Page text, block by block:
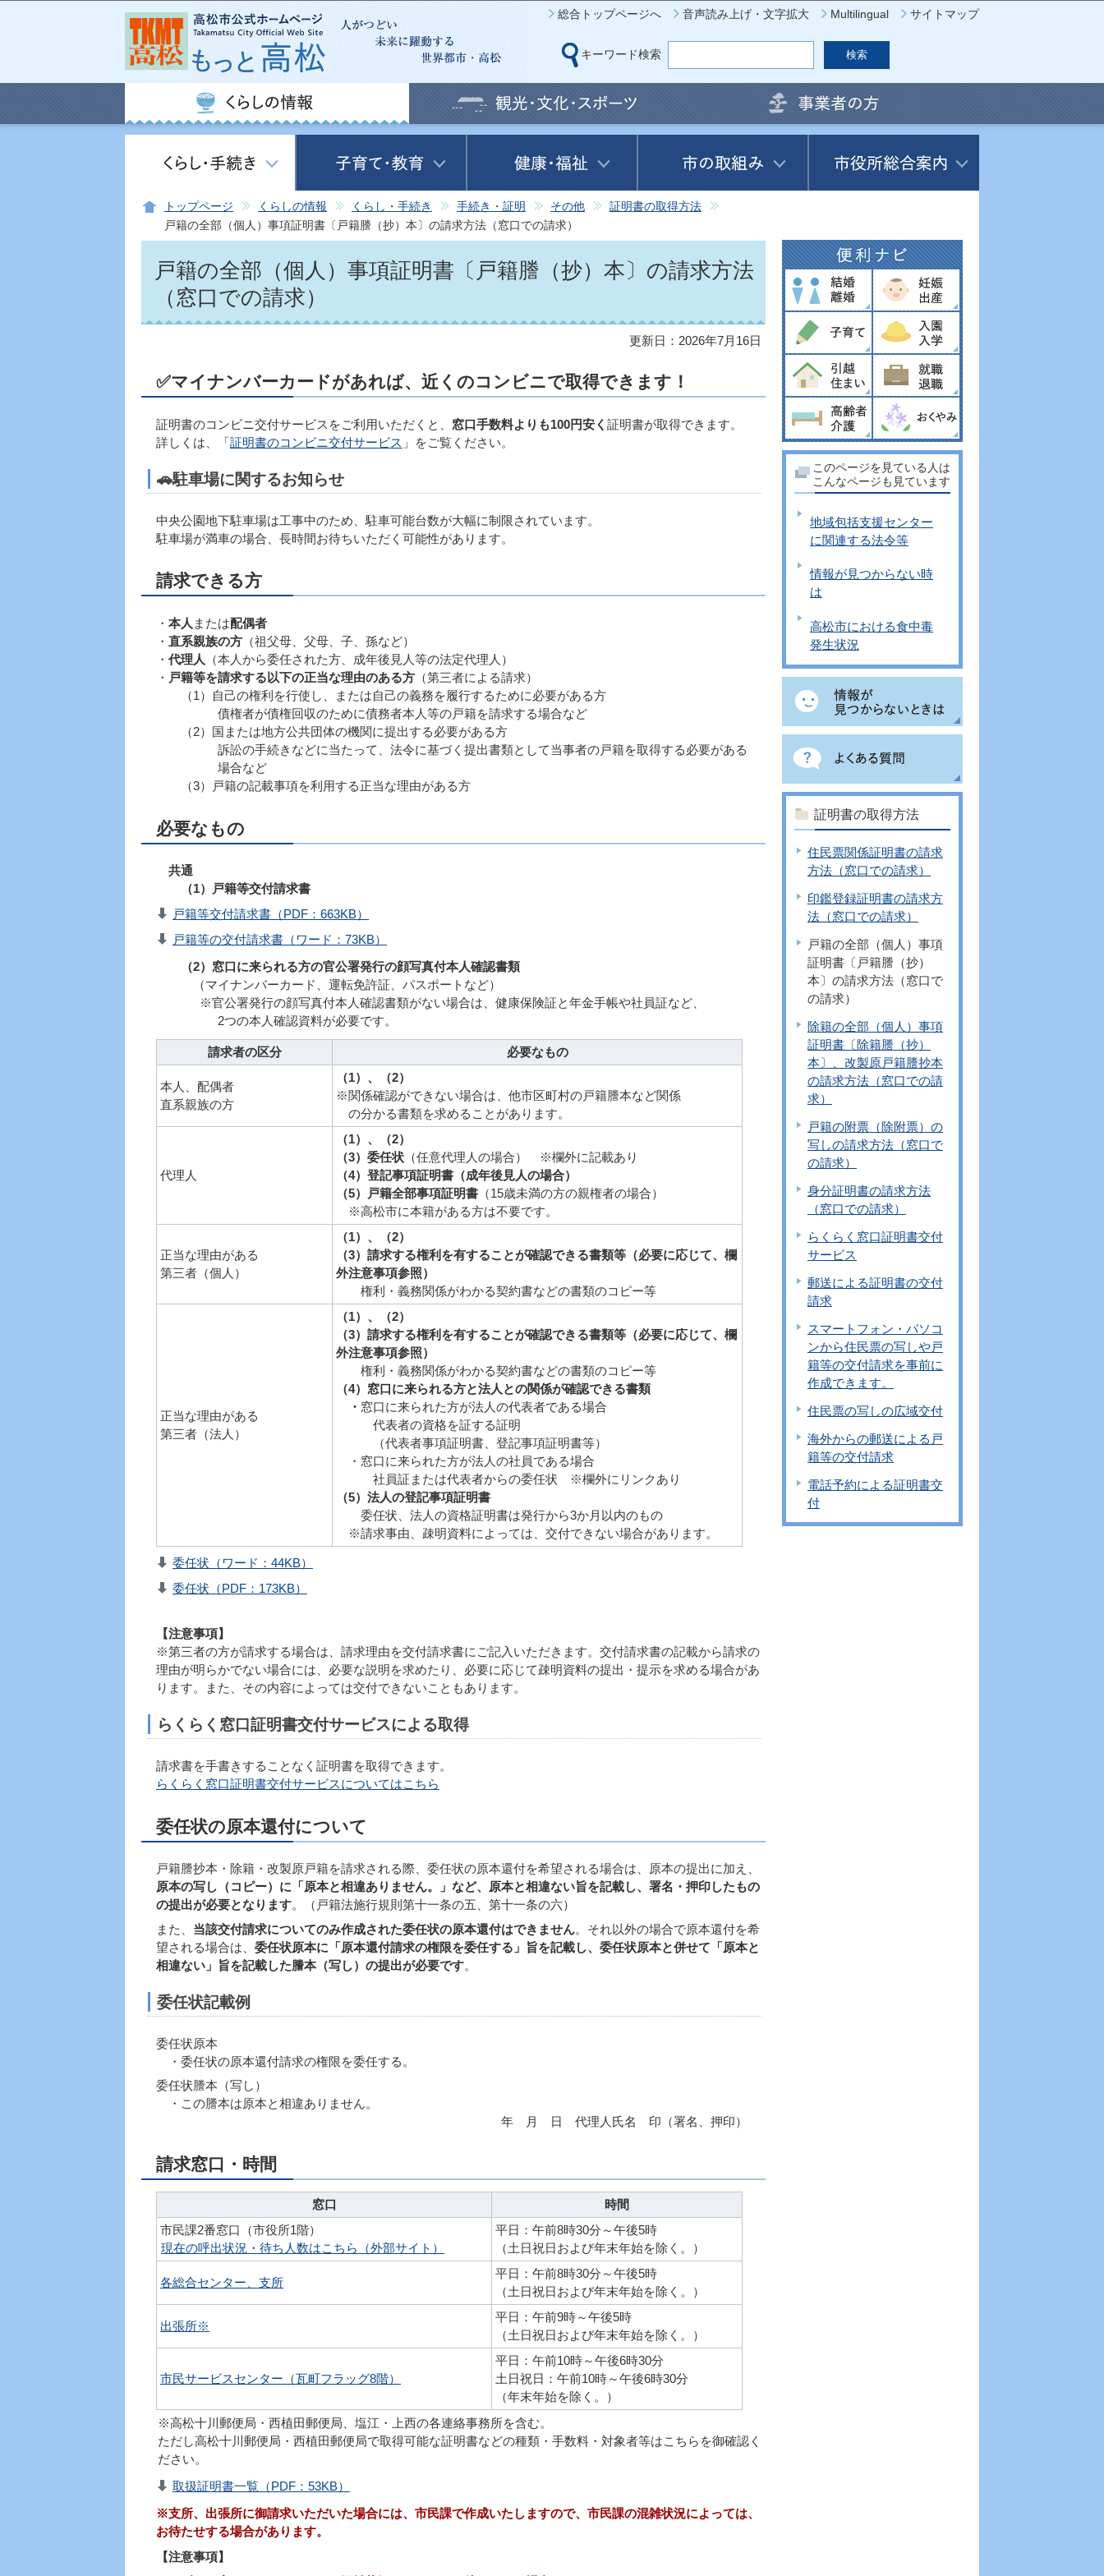
このページの本文へ移動
総合トップページへ 音声読み上げ・文字拡大 Multilingual サイトマップ
キーワード検索
トップページ くらしの情報 くらし・手続き 手続き・証明 その他
証明書の取得方法
戸籍の全部（個人）事項証明書〔戸籍謄（抄）本〕の請求方法（窓口での請求）
戸籍の全部（個人）事項証明書〔戸籍謄（抄）本〕の請求方法
（窓口での請求）
更新日：2026年7月16日
✅マイナンバーカードがあれば、近くのコンビニで取得できます！
証明書のコンビニ交付サービスをご利用いただくと、 窓口手数料よりも100円安く 証明書が取得できます。
詳しくは、「証明書のコンビニ交付サービス 」をご覧ください。
🚗駐車場に関するお知らせ
中央公園地下駐車場は工事中のため、駐車可能台数が大幅に制限されています。
駐車場が満車の場合、長時間お待ちいただく可能性があります。
請求できる方
・ 本人 または配偶者
・ 直系親族の方 （祖父母、父母、子、孫など）
・ 代理人
（本人から委任された方、成年後見人等の法定代理人）
・ 戸籍等を請求する以下の正当な理由のある方 （第三者による請求）
（1）自己の権利を行使し、または自己の義務を履行するために必要がある方
債権者が債権回収のために債務者本人等の戸籍を請求する場合など
（2）国または地方公共団体の機関に提出する必要がある方
訴訟の手続きなどに当たって、法令に基づく提出書類として当事者の戸籍を取得する必要がある
場合など
（3）戸籍の記載事項を利用する正当な理由がある方
必要なもの
共通
（1）
戸籍等交付請求書
戸籍等交付請求書（PDF：663KB）
戸籍等の交付請求書（ワード：73KB）
（2）窓口に来られる方の官公署発行の顔写真付本人確認書類
（マイナンバーカード、運転免許証、パスポートなど）
※官公署発行の顔写真付本人確認書類がない場合は、健康保険証と年金手帳や社員証など、
2つの本人確認資料が必要です。
請求者の区分 必要なもの
本人、配偶者
直系親族の方
（1）、（2）
※関係確認ができない場合は、他市区町村の戸籍謄本など関係
の分かる書類を求めることがあります。
代理人
（1）、（2）
（3）委任状 （任意代理人の場合） ※欄外に記載あり
（4）登記事項証明書 （成年後見人の場合）
（5）戸籍全部事項証明書 （15歳未満の方の親権者の場合）
※高松市に本籍がある方は不要です。
正当な理由がある
第三者（個人）
（1）、（2）
（3）請求する権利を有することが確認できる書類等（必要に応じて、欄
外注意事項参照）
権利・義務関係がわかる契約書などの書類のコピー等
正当な理由がある
第三者（法人）
（1）、（2）
（3）請求する権利を有することが確認できる書類等（必要に応じて、欄
外注意事項参照）
権利・義務関係がわかる契約書などの書類のコピー等
（4）窓口に来られる方と法人との関係が確認できる書類
・ 窓口に来られた方が法人の代表者である場合
代表者の資格を証する証明
（代表者事項証明書、登記事項証明書等）
・窓口に来られた方が法人の社員である場合
社員証または代表者からの委任状 ※欄外にリンクあり
（5）法人の登記事項証明書
委任状、法人の資格証明書は発行から3か月以内のもの
※請求事由、疎明資料によっては、交付できない場合があります。
委任状（ワード：44KB）
委任状（PDF：173KB）
【注意事項】
※第三者の方が請求する場合は、請求理由を交付請求書にご記入いただきます。交付請求書の記載から請求の
理由が明らかでない場合には、必要な説明を求めたり、必要に応じて疎明資料の提出・提示を求める場合があ
ります。また、その内容によっては交付できないこともあります。
らくらく窓口証明書交付サービスによる取得
請求書を手書きすることなく証明書を取得できます。
らくらく窓口証明書交付サービスについてはこちら
委任状の原本還付について
戸籍謄抄本・除籍・改製原戸籍を請求される際、委任状の原本還付を希望される場合は、原本の提出に加え、
原本の写し（コピー）に「原本と相違ありません。」など、原本と相違ない旨を記載し、署名・押印したもの
の提出が必要となります。（戸籍法施行規則第十一条の五、第十一条の六）
また、 当該交付請求についてのみ作成された委任状の原本還付はできません。それ以外の場合で原本還付を希
望される場合は、 委任状原本に「原本還付請求の権限を委任する」旨を記載し、委任状原本と併せて「原本と
相違ない」旨を記載した謄本（写し）の提出が必要です。
委任状記載例
委任状原本
・委任状の原本還付請求の権限を委任する。
委任状謄本（写し）
・この謄本は原本と相違ありません。
年 月 日 代理人氏名 印（署名、押印）
請求窓口・時間
窓口
時間
市民課2番窓口（市役所1階）
現在の呼出状況・待ち人数はこちら（外部サイト）
平日：午前8時30分～午後5時
（土日祝日および年末年始を除く。）
各総合センター、支所
平日：午前8時30分～午後5時
（土日祝日および年末年始を除く。）
出張所※
平日：午前9時～午後5時
（土日祝日および年末年始を除く。）
市民サービスセンター（瓦町フラッグ8階）
平日：午前10時～午後6時30分
土日祝日：午前10時～午後6時30分
（年末年始を除く。）
※高松十川郵便局・西植田郵便局、塩江・上西の各連絡事務所を含む。
ただし高松十川郵便局・西植田郵便局で取得可能な証明書などの種類・手数料・対象者等はこちらを御確認く
ださい。
取扱証明書一覧（PDF：53KB）
※支所、出張所に御請求いただいた場合には、市民課で作成いたしますので、市民課の混雑状況によっては、
お待たせする場合があります。
【注意事項】
このページを見ている人は
こんなページも見ています
地域包括支援センター
に関連する法令等
情報が見つからない時
は
高松市における食中毒
発生状況
証明書の取得方法
住民票関係証明書の請求
方法（窓口での請求）
印鑑登録証明書の請求方
法（窓口での請求）
戸籍の全部（個人）事項
証明書〔戸籍謄（抄）
本〕の請求方法（窓口で
の請求）
除籍の全部（個人）事項
証明書〔除籍謄（抄）
本〕、改製原戸籍謄抄本
の請求方法（窓口での請
求）
戸籍の附票（除附票）の
写しの請求方法（窓口で
の請求）
身分証明書の請求方法
（窓口での請求）
らくらく窓口証明書交付
サービス
郵送による証明書の交付
請求
スマートフォン・パソコ
ンから住民票の写しや戸
籍等の交付請求を事前に
作成できます。
住民票の写しの広域交付
海外からの郵送による戸
籍等の交付請求
電話予約による証明書交
付